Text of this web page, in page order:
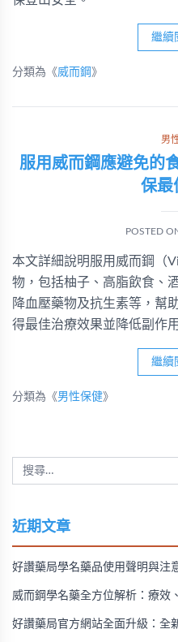
繼續
分類為《威而鋼 》
男
服用威而鋼應避免的
保最
POSTED
本文詳細說明服用威而鋼（
物，包括柚子、高脂飲食、
降血壓藥物及抗生素等，幫
得最佳治療效果並降低副作
繼續
分類為《男性保健》
近期文章
好讚藥局學名藥品使用聲明與注
威而鋼學名藥全方位解析：療效
好讚藥局官方網站全面升級：全